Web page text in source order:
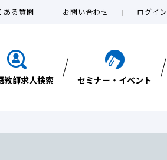
ある質問 お問い合わせ ログイン
教師求人検索 セミナー・イベント